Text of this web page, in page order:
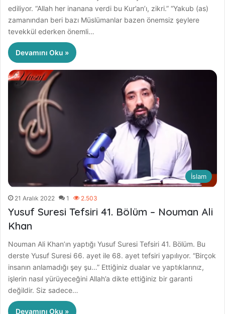
ediliyor. “Allah her inanana verdi bu Kur’an’ı, zikri.” “Yakub (as)
zamanından beri bazı Müslümanlar bazen önemsiz şeylere
tevekkül ederken önemli…
Devamını Oku »
İslam
21 Aralık 2022 1 2.503
Yusuf Suresi Tefsiri 41. Bölüm – Nouman Ali
Khan
Nouman Ali Khan’ın yaptığı Yusuf Suresi Tefsiri 41. Bölüm. Bu
derste Yusuf Suresi 66. ayet ile 68. ayet tefsiri yapılıyor. “Birçok
insanın anlamadığı şey şu…” Ettiğiniz dualar ve yaptıklarınız,
işlerin nasıl yürüyeceğini Allah’a dikte ettiğiniz bir garanti
değildir. Siz sadece…
Devamını Oku »